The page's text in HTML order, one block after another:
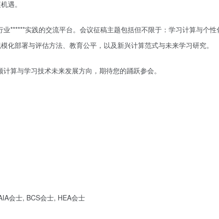
遇。
******实践的交流平台。会议征稿主题包括但不限于：学习计算与个性
部署与评估方法、教育公平，以及新兴计算范式与未来学习研究。
算与学习技术未来发展方向，期待您的踊跃参会。
会士, BCS会士, HEA会士